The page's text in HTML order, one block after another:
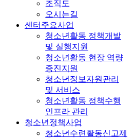
조직도
오시는길
센터주요사업
청소년활동 정책개발
및 실행지원
청소년활동 현장 역량
증진지원
청소년정보자원관리
및 서비스
청소년활동 정책수행
인프라 관리
청소년정책사업
청소년수련활동신고제